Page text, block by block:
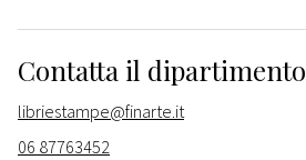
Contatta il dipartimento
libriestampe@finarte.it
06 87763452